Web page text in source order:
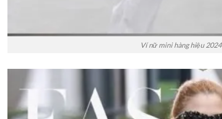
Ví nữ mini hàng hiệu